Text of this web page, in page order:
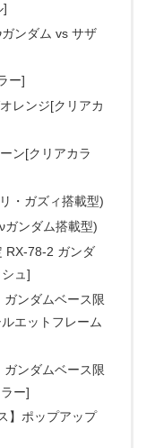
]
ンダム vs サザ
ー]
レンジ[クリアカ
ン[クリアカラ
・ガズィ搭載型)
ガンダム搭載型)
RX-78-2 ガンダ
ュ]
ンダムベース限
エットフレーム
ンダムベース限
ー]
】ポップアップ